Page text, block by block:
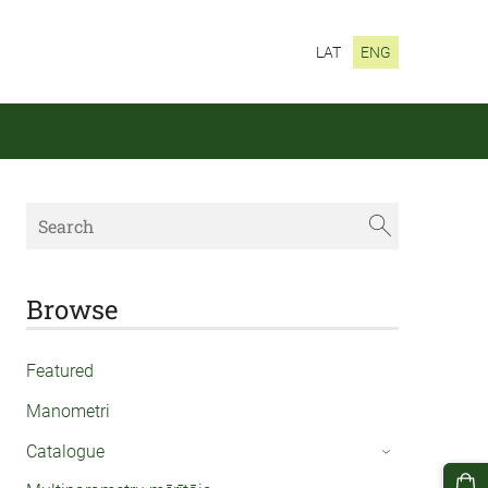
LAT ENG
Browse
Featured
Manometri
Catalogue
›